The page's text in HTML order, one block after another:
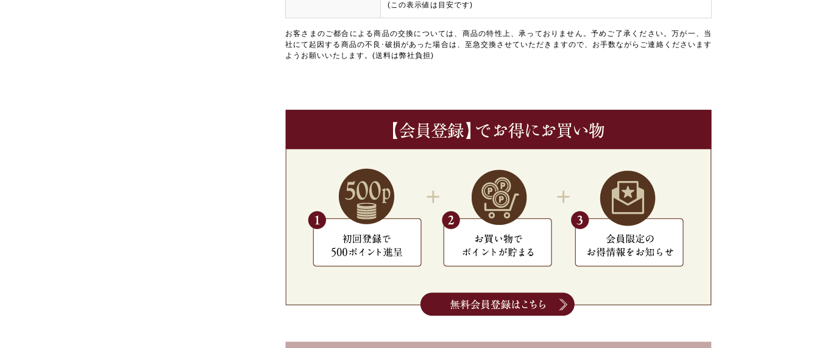
(この表示値は目安です)
お客さまのご都合による商品の交換については、商品の特性上、承っておりません。予めご了承ください。万が一、当
社にて起因する商品の不良･破損があった場合は、至急交換させていただきますので、お手数ながらご連絡くださいます
ようお願いいたします。(送料は弊社負担)